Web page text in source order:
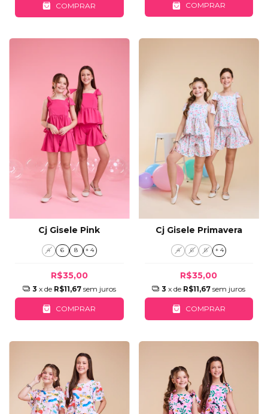
COMPRAR COMPRAR
Cj Gisele Pink
4 6 8 + 4
R$35,00
3 x de R$11,67 sem juros
COMPRAR
Cj Gisele Primavera
4 6 8 + 4
R$35,00
3 x de R$11,67 sem juros
COMPRAR